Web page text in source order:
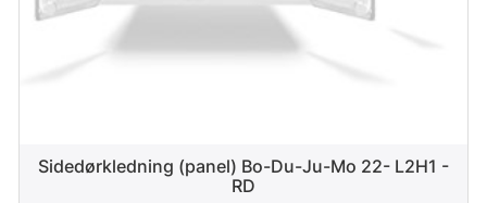
Sidedørkledning (panel) Bo-Du-Ju-Mo 22- L2H1 -
RD